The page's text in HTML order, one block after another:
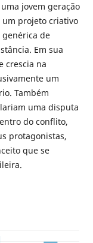
jovem geração
um projeto criativo
genérica de
Em sua
crescia na
um
Também
uma disputa
do conflito,
protagonistas,
que se